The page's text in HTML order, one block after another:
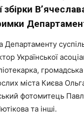
збірки
Департаменту
Української
міста Києва
фотомитець
та інші.